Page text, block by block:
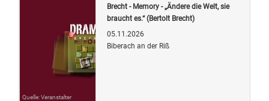
Quelle: Veranstalter
Brecht - Memory - „Ändere die Welt, sie
braucht es.“ (Bertolt Brecht)
05.11.2026
Biberach an der Riß